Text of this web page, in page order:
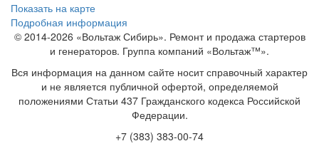
Показать на карте
Подробная информация
© 2014-2026 «Вольтаж Сибирь». Ремонт и продажа стартеров
и генераторов. Группа компаний «Вольтаж™».
Вся информация на данном сайте носит справочный характер
и не является публичной офертой, определяемой
положениями Статьи 437 Гражданского кодекса Российской
Федерации.
+7 (383) 383-00-74